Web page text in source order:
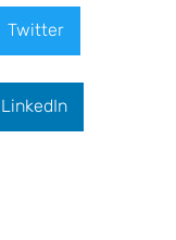
Twitter
LinkedIn